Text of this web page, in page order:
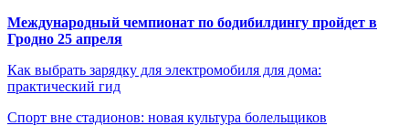
Международный чемпионат по бодибилдингу пройдет в
Гродно 25 апреля
Как выбрать зарядку для электромобиля для дома:
практический гид
Спорт вне стадионов: новая культура болельщиков